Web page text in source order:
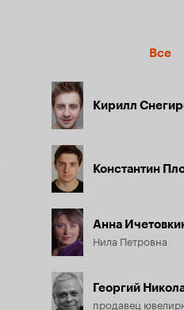
Все
Кирилл
Константин
Анна
Нила Петровна
Георгий